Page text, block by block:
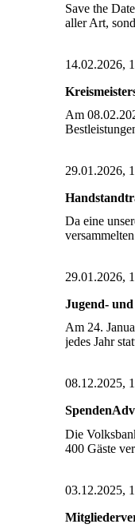
Save the
aller Art,
14.02.2026,
Am
29.01.2026,
Da eine
29.01.2026,
Jugend-
Am 24.
jedes Jahr
08.12.2025,
Die
400 Gäste
03.12.2025,